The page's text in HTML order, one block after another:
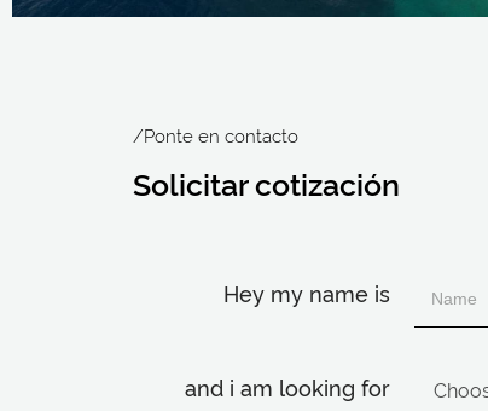
/Ponte en contacto
Solicitar cotización
Hey my name is
and i am looking for